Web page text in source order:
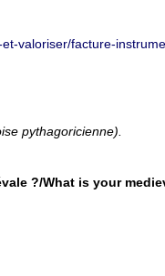
valoriser/facture-
pythagoricienne).
?/What is your